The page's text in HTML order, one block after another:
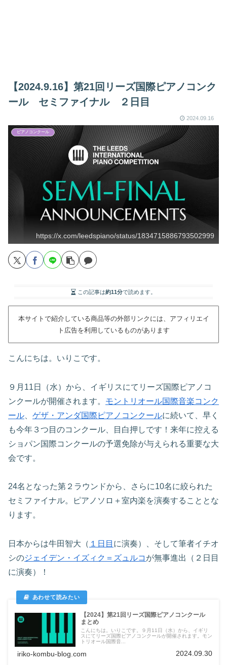
【2024.9.16】第21回リーズ国際ピアノコンク
ール セミファイナル ２日目
2024.09.16
ピアノコンクール
https://x.com/leedspiano/status/1834715886793502999
この記事は約11分で読めます。
本サイトで紹介している商品等の外部リンクには、アフィリエイ
ト広告を利用しているものがあります
こんにちは。いりこです。
９月11日（水）から、イギリスにてリーズ国際ピアノコ
ンクールが開催されます。 モントリオール国際音楽コンク
ール
ゲザ・アンダ国際ピアノコンクールに続いて、早く
も今年３つ目のコンクール、目白押しです！来年に控える
ショパン国際コンクールの予選免除が与えられる重要な大
会です。
24名となった第２ラウンドから、さらに10名に絞られた
セミファイナル。ピアノソロ＋室内楽を演奏することとな
ります。
日本からは牛田智大（ １日目 に演奏）、そして筆者イチオ
シのジェイデン・イズィク＝ズュルコ が無事進出（２日目
に演奏）！
【2024】第21回リーズ国際ピアノコンクール
まとめ
こんにちは。いりこです。９月11日（水）から、イギリ
スにてリーズ国際ピアノコンクールが開催されます。モン
トリオール国際音...
iriko-kombu-blog.com 2024.09.30